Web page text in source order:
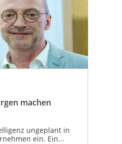
machen
ungeplant in
ein. Ein...